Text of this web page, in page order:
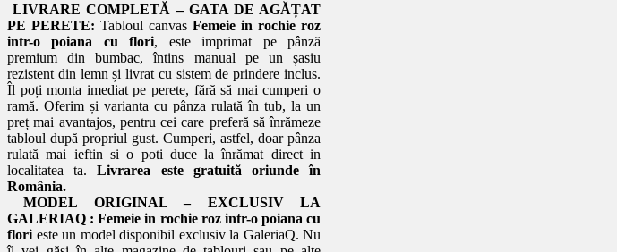
LIVRARE COMPLETĂ – GATA DE AGĂȚAT
PE PERETE: Tabloul canvas Femeie in rochie roz
intr-o poiana cu flori, este imprimat pe pânză
premium din bumbac, întins manual pe un șasiu
rezistent din lemn și livrat cu sistem de prindere inclus.
Îl poți monta imediat pe perete, fără să mai cumperi o
ramă. Oferim și varianta cu pânza rulată în tub, la un
preț mai avantajos, pentru cei care preferă să înrămeze
tabloul după propriul gust. Cumperi, astfel, doar pânza
rulată mai ieftin si o poti duce la înrămat direct in
localitatea ta.Livrarea este gratuită oriunde în
România.
MODEL ORIGINAL – EXCLUSIV LA
GALERIAQ :Femeie in rochie roz intr-o poiana cu
flori este un model disponibil exclusiv la GaleriaQ. Nu